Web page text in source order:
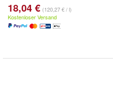
18,04 € (120,27 € / l)
Kostenloser Versand